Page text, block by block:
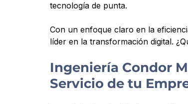
tecnología de punta.
Con un enfoque claro en la
líder en la transformación digital.
Ingeniería Condor
Servicio de tu